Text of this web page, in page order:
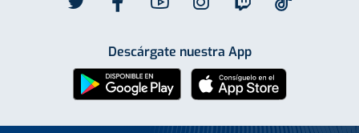
Descárgate nuestra App